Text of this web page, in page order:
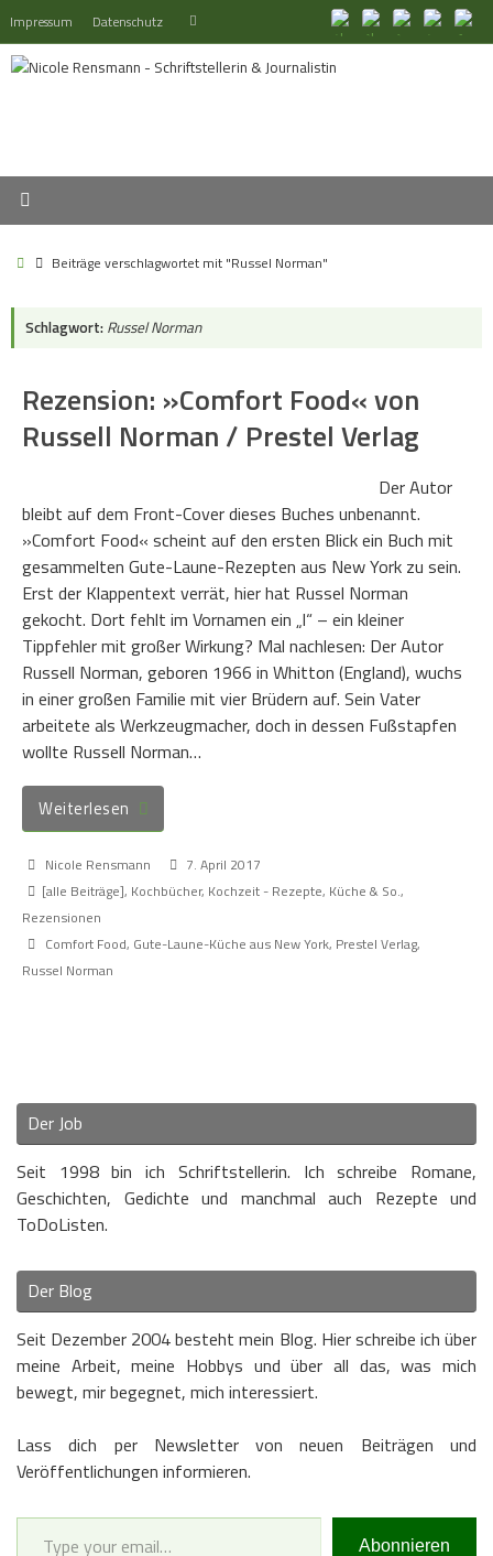
Inhalt
springen
Impressum Datenschutz Suchen
StartBeiträge verschlagwortet mit "Russel Norman"
Schlagwort: Russel Norman
Rezension: »Comfort Food« von
Russell Norman / Prestel Verlag
Der Autor
bleibt auf dem Front-Cover dieses Buches unbenannt.
»Comfort Food« scheint auf den ersten Blick ein Buch mit
gesammelten Gute-Laune-Rezepten aus New York zu sein.
Erst der Klappentext verrät, hier hat Russel Norman
gekocht. Dort fehlt im Vornamen ein „l“ – ein kleiner
Tippfehler mit großer Wirkung? Mal nachlesen: Der Autor
Russell Norman, geboren 1966 in Whitton (England), wuchs
in einer großen Familie mit vier Brüdern auf. Sein Vater
arbeitete als Werkzeugmacher, doch in dessen Fußstapfen
wollte Russell Norman…
Weiterlesen
Nicole Rensmann
7. April 2017
[alle Beiträge], Kochbücher, Kochzeit - Rezepte, Küche & So.,
Rezensionen
Comfort Food, Gute-Laune-Küche aus New York, Prestel Verlag,
Russel Norman
Der Job
Seit 1998 bin ich Schriftstellerin. Ich schreibe Romane,
Geschichten, Gedichte und manchmal auch Rezepte und
ToDoListen.
Der Blog
Seit Dezember 2004 besteht mein Blog. Hier schreibe ich über
meine Arbeit, meine Hobbys und über all das, was mich
bewegt, mir begegnet, mich interessiert.
Lass dich per Newsletter von neuen Beiträgen und
Veröffentlichungen informieren.
Type your email…
Abonnieren